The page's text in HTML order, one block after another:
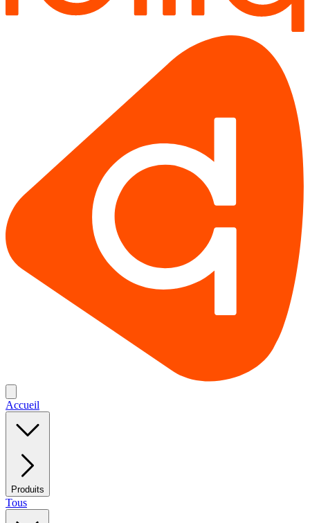
Accueil
Produits
Tous